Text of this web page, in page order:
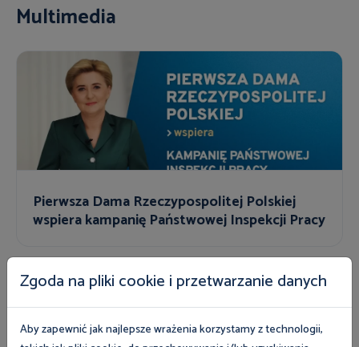
Multimedia
Pierwsza Dama Rzeczypospolitej Polskiej
wspiera kampanię Państwowej Inspekcji Pracy
Publikacje
Zgoda na pliki cookie i przetwarzanie danych
Aby zapewnić jak najlepsze wrażenia korzystamy z technologii,